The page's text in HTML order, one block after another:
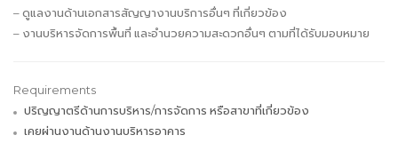
– ดูแลงานด้านเอกสารสัญญางานบริการอื่นๆ ที่เกี่ยวข้อง
– งานบริหารจัดการพื้นที่ และอำนวยความสะดวกอื่นๆ ตามที่ได้รับมอบหมาย
Requirements
ปริญญาตรีด้านการบริหาร/การจัดการ หรือสาขาที่เกี่ยวข้อง
เคยผ่านงานด้านงานบริหารอาคาร